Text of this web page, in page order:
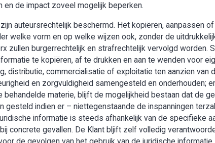
en de impact zoveel mogelijk beperken.
auteursrechtelijk beschermd. Het kopiëren, aanpassen
welke vorm en op welke wijzen ook, zonder de
zullen burgerrechtelijk en strafrechtelijk vervolgd worden.
te kopiëren, af te drukken en aan te wenden voor
distributie, commercialisatie of exploitatie ten aanzien van
en zorgvuldigheid samengesteld en onderhouden;
behandelde materie, blijft de mogelijkheid bestaan dat de
gesteld indien er – niettegenstaande de inspanningen
informatie is steeds afhankelijk van de specifieke
concrete gevallen. De Klant bljift zelf volledig